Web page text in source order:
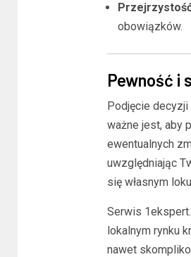
obowiązków.
Pewność i
Podjęcie
ważne jest, aby
ewentualnych
uwzględniając
się własnym
Serwis
lokalnym rynku
nawet